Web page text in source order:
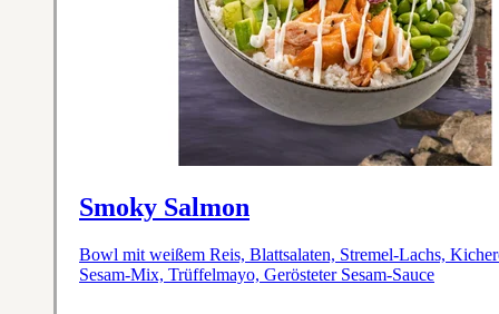
Smoky Salmon
Bowl mit weißem Reis, Blattsalaten, Stremel-Lachs,
Sesam-Mix, Trüffelmayo, Gerösteter Sesam-Sauce